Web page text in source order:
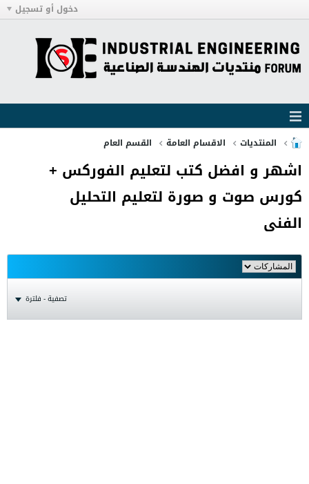
دخول أو تسجيل
المنتديات الاقسام العامة القسم العام
اشهر و افضل كتب لتعليم الفوركس +
كورس صوت و صورة لتعليم التحليل
الفنى
تصفية - فلترة